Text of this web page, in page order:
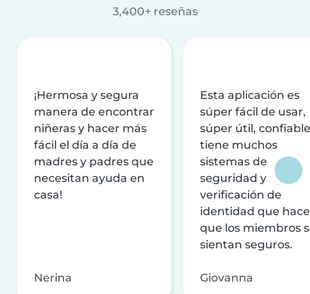
3,400+ reseñas
¡Hermosa y segura
manera de encontrar
niñeras y hacer más
fácil el día a día de
madres y padres que
necesitan ayuda en
casa!
Nerina
Esta aplicación es
súper fácil de usar,
súper útil,
tiene muchos
sistemas de
seguridad y
verificación de
identidad que
que los miembros
sientan seguros.
Giovanna